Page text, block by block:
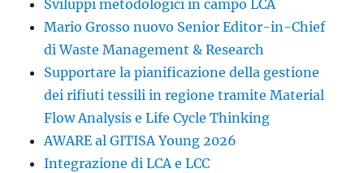
Sviluppi metodologici in campo LCA
Mario Grosso nuovo Senior Editor-in-Chief
di Waste Management & Research
Supportare la pianificazione della gestione
dei rifiuti tessili in regione tramite Material
Flow Analysis e Life Cycle Thinking
AWARE al GITISA Young 2026
Integrazione di LCA e LCC